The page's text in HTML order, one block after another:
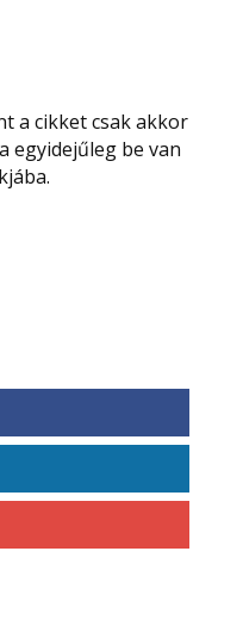
a cikket csak akkor
egyidejűleg be van